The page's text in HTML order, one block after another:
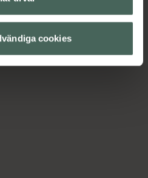
cookies